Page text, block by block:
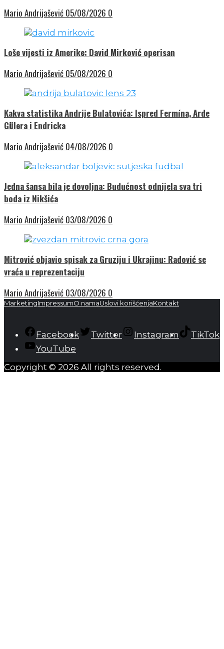
Mario Andrijašević 05/08/2026 0
Loše vijesti iz Amerike: David Mirković operisan
Mario Andrijašević 05/08/2026 0
Kakva statistika Andrije Bulatovića: Ispred Fermína, Arde
Gülera i Endricka
Mario Andrijašević 04/08/2026 0
Jedna šansa bila je dovoljna: Budućnost odnijela sva tri
boda iz Nikšića
Mario Andrijašević 03/08/2026 0
Mitrović objavio spisak za Gruziju i Ukrajinu: Radović se
vraća u reprezentaciju
Mario Andrijašević 03/08/2026 0
MarketingImpressumO namaUslovi korišćenjaKontakt
Facebook Twitter Instagram
TikTok
YouTube
Copyright © 2026 All rights reserved.